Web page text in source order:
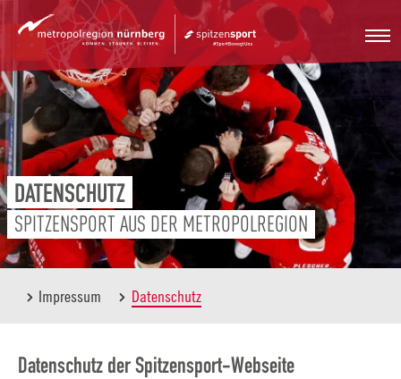
Hauptinhalt
springen
DATENSCHUTZ
SPITZENSPORT AUS DER METROPOLREGION
Impressum Datenschutz
Datenschutz der Spitzensport-Webseite